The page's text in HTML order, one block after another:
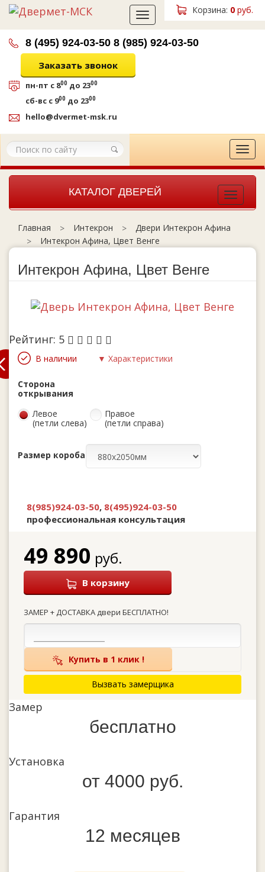
Корзина: 0 руб.
Toggle
navigation
8 (495) 924-03-50 8 (985) 924-03-50
Заказать звонок
пн-пт с 800 до 2300
сб-вс с 900 до 2300
hello@dvermet-msk.ru
КАТАЛОГ ДВЕРЕЙ
Toggle
Главная Интекрон
Двери Интекрон Афина
Интекрон Афина, Цвет Венге
Интекрон Афина, Цвет Венге
Рейтинг: 5
В наличии ▼ Характеристики
Сторона
открывания
Левое
(петли слева)
Правое
(петли справа)
Размер короба
8(985)924-03-50, 8(495)924-03-50
профессиональная консультация
49 890 руб.
В корзину
ЗАМЕР + ДОСТАВКА двери БЕСПЛАТНО!
Купить в 1 клик !
Вызвать замерщика
Замер
бесплатно
Установка
от 4000 руб.
Гарантия
12 месяцев